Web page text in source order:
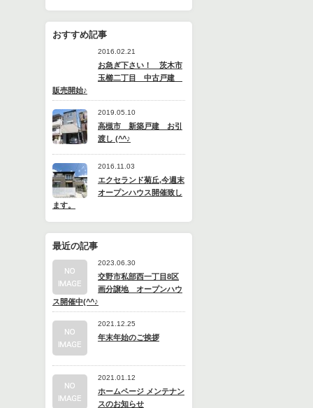
おすすめ記事
2016.02.21
お急ぎ下さい！ 茨木市
玉櫛二丁目 中古戸建
販売開始♪
2019.05.10
高槻市 新築戸建 お引
渡し (^^♪
2016.11.03
エクセランド菊丘,今週末
オープンハウス開催致し
ます。
最近の記事
2023.06.30
交野市私部西一丁目8区
画分譲地 オープンハウ
ス開催中(^^♪
2021.12.25
年末年始のご挨拶
2021.01.12
ホームページ メンテナン
スのお知らせ